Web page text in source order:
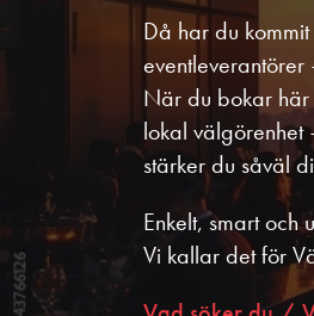
Då har du
När du bokar
lokal välgörenhet
stärker du såväl
Enkelt, smart och
Vi kallar det för